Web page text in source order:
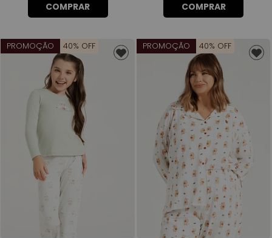
COMPRAR COMPRAR
PROMOÇÃO 40% OFF PROMOÇÃO 40% OFF